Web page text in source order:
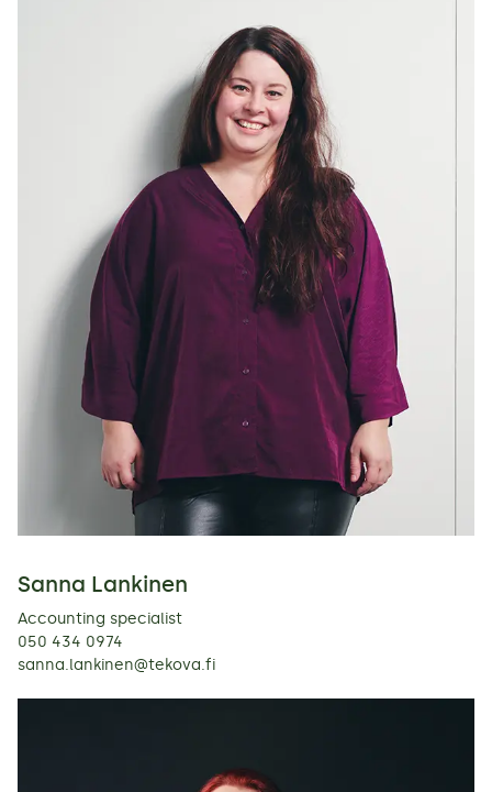
Sanna Lankinen
Accounting specialist
050 434 0974
sanna.lankinen@tekova.fi